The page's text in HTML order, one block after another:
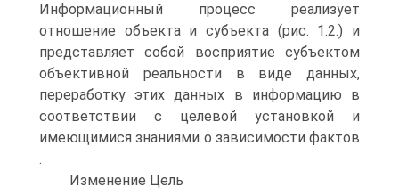
Информационный процесс реализует
отношение объекта и субъекта (рис. 1.2.) и
представляет собой восприятие субъектом
объективной реальности в виде данных,
переработку этих данных в информацию в
соответствии с целевой установкой и
имеющимися знаниями о зависимости фактов
.
Изменение Цель